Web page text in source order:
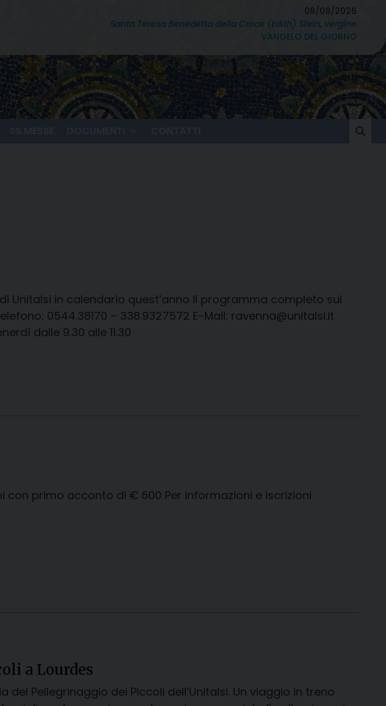
09/08/2026
Santa Teresa Benedetta della Croce (Edith) Stein, vergine
VANGELO DEL GIORNO
Unitalsi in calendario quest’anno Il programma completo sul
0544.38170 – 338.9327572 E-Mail: ravenna@unitalsi.it
dalle 9.30 alle 11.30
con primo acconto di € 600 Per informazioni e iscrizioni
a Lourdes
del Pellegrinaggio dei Piccoli dell’Unitalsi. Un viaggio in treno